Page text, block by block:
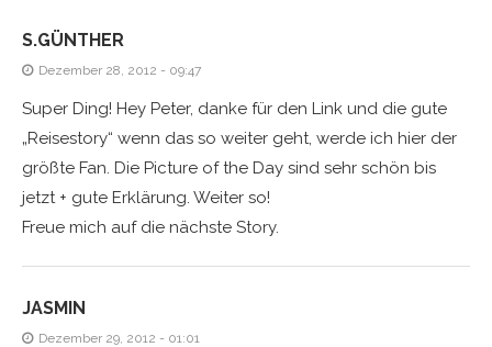
S.GÜNTHER
Dezember 28, 2012 - 09:47
Super Ding! Hey Peter, danke für den Link und die gute
„Reisestory“ wenn das so weiter geht, werde ich hier der
größte Fan. Die Picture of the Day sind sehr schön bis
jetzt + gute Erklärung. Weiter so!
Freue mich auf die nächste Story.
JASMIN
Dezember 29, 2012 - 01:01